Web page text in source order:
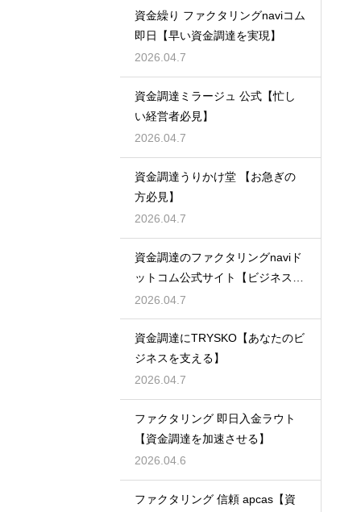
資金繰り ファクタリングnaviコム
即日【早い資金調達を実現】
2026.04.7
資金調達ミラージュ 公式【忙し
い経営者必見】
2026.04.7
資金調達うりかけ堂 【お急ぎの
方必見】
2026.04.7
資金調達のファクタリングnaviド
ットコム公式サイト【ビジネスの
強い味方】
2026.04.7
資金調達にTRYSKO【あなたのビ
ジネスを支える】
2026.04.7
ファクタリング 即日入金ラウト
【資金調達を加速させる】
2026.04.6
ファクタリング 信頼 apcas【資